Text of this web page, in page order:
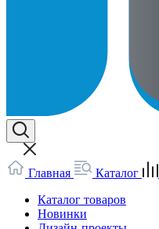
Главная Каталог
Каталог товаров
Новинки